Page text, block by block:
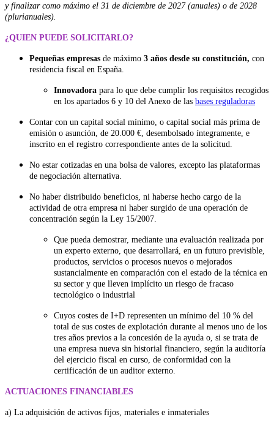
y finalizar como máximo el 31 de diciembre de 2027 (anuales) o de 2028
(plurianuales).
¿QUIEN PUEDE SOLICITARLO?
Pequeñas empresas de máximo 3 años desde su constitución, con
residencia fiscal en España.
Innovadora para lo que debe cumplir los requisitos recogidos
en los apartados 6 y 10 del Anexo de las bases reguladoras
Contar con un capital social mínimo, o capital social más prima de
emisión o asunción, de 20.000 €, desembolsado íntegramente, e
inscrito en el registro correspondiente antes de la solicitud.
No estar cotizadas en una bolsa de valores, excepto las plataformas
de negociación alternativa.
No haber distribuido beneficios, ni haberse hecho cargo de la
actividad de otra empresa ni haber surgido de una operación de
concentración según la Ley 15/2007.
Que pueda demostrar, mediante una evaluación realizada por
un experto externo, que desarrollará, en un futuro previsible,
productos, servicios o procesos nuevos o mejorados
sustancialmente en comparación con el estado de la técnica en
su sector y que lleven implícito un riesgo de fracaso
tecnológico o industrial
Cuyos costes de I+D representen un mínimo del 10 % del
total de sus costes de explotación durante al menos uno de los
tres años previos a la concesión de la ayuda o, si se trata de
una empresa nueva sin historial financiero, según la auditoría
del ejercicio fiscal en curso, de conformidad con la
certificación de un auditor externo.
ACTUACIONES FINANCIABLES
a) La adquisición de activos fijos, materiales e inmateriales